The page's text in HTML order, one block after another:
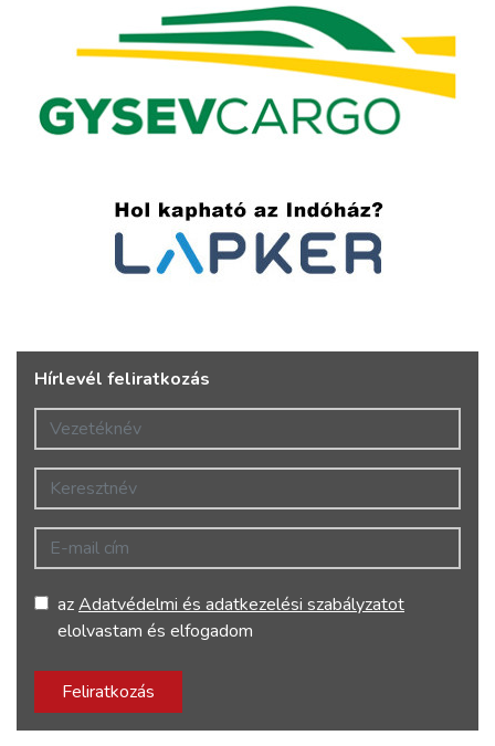
Hírlevél feliratkozás
Vezetéknév
Keresztnév
E-mail cím
azAdatvédelmi és adatkezelési szabályzatot
elolvastam és elfogadom
Feliratkozás